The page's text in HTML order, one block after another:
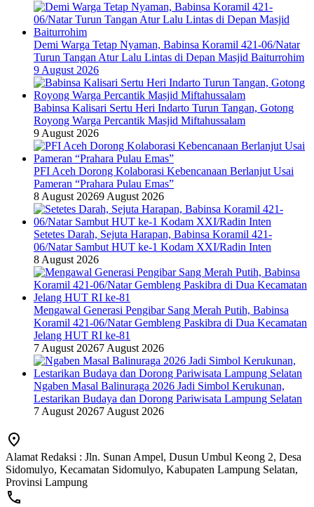
Demi Warga Tetap Nyaman, Babinsa Koramil 421-06/Natar
Turun Tangan Atur Lalu Lintas di Depan Masjid Baiturrohim
9 August 2026
Babinsa Kalisari Sertu Heri Indarto Turun Tangan, Gotong
Royong Warga Percantik Masjid Miftahussalam
9 August 2026
PFI Aceh Dorong Kolaborasi Kebencanaan Berlanjut Usai
Pameran “Prahara Pulau Emas”
8 August 20269 August 2026
Setetes Darah, Sejuta Harapan, Babinsa Koramil 421-
06/Natar Sambut HUT ke-1 Kodam XXI/Radin Inten
8 August 2026
Mengawal Generasi Pengibar Sang Merah Putih, Babinsa
Koramil 421-06/Natar Gembleng Paskibra di Dua Kecamatan
Jelang HUT RI ke-81
7 August 20267 August 2026
Ngaben Masal Balinuraga 2026 Jadi Simbol Kerukunan,
Lestarikan Budaya dan Dorong Pariwisata Lampung Selatan
7 August 20267 August 2026
Alamat Redaksi : Jln. Sunan Ampel, Dusun Umbul Keong 2, Desa
Sidomulyo, Kecamatan Sidomulyo, Kabupaten Lampung Selatan,
Provinsi Lampung